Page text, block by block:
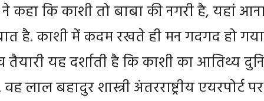
कि काशी तो बाबा की नगरी है, यहां
है. काशी में कदम रखते ही मन गदगद हो
तैयारी यह दर्शाती है कि काशी का आतिथ्य
लाल बहादुर शास्त्री अंतरराष्ट्रीय एयरपोर्ट पर